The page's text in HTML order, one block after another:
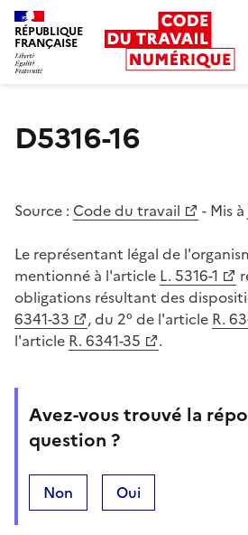
RÉPUBLIQUE
FRANÇAISE
D5316-16
Source : Code du travail - Mis
Le représentant légal de
mentionné à l'article L. 5316-1
obligations résultant des
6341-33
, du 2° de l'article R.
l'article R. 6341-35 .
Avez-vous trouvé la
question ?
Non Oui